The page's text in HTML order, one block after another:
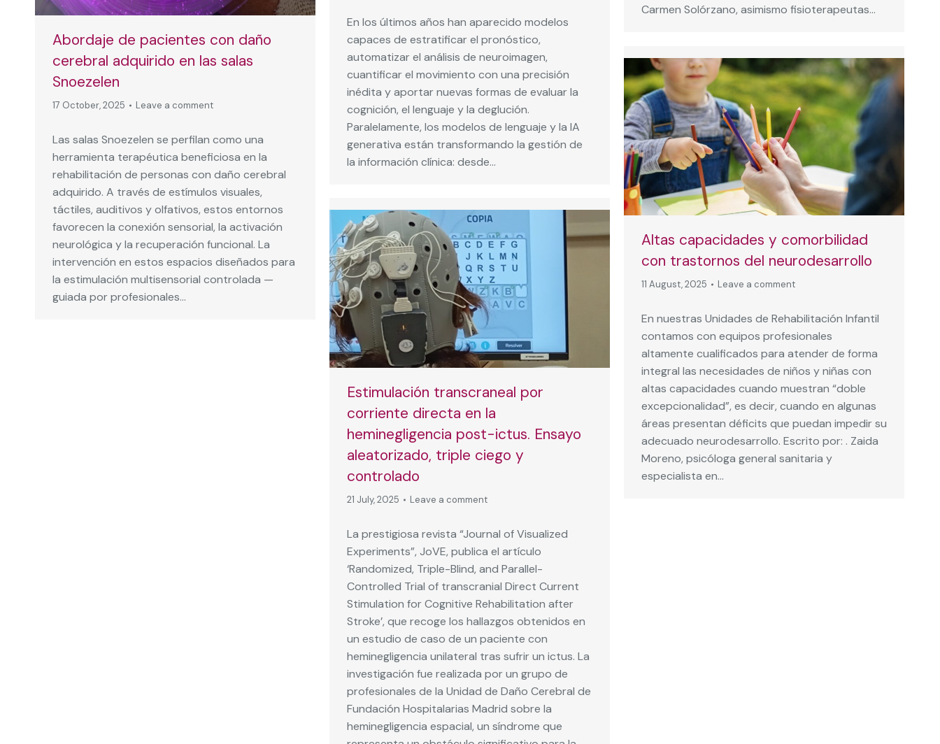
Carmen Solórzano, asimismo fisioterapeutas…
En los últimos años han aparecido modelos
capaces de estratificar el pronóstico,
automatizar el análisis de neuroimagen,
cuantificar el movimiento con una precisión
inédita y aportar nuevas formas de evaluar la
cognición, el lenguaje y la deglución.
Paralelamente, los modelos de lenguaje y la IA
generativa están transformando la gestión de
la información clínica: desde…
Abordaje de pacientes con daño
cerebral adquirido en las salas
Snoezelen
17 October, 2025 Leave a comment
Las salas Snoezelen se perfilan como una
herramienta terapéutica beneficiosa en la
rehabilitación de personas con daño cerebral
adquirido. A través de estímulos visuales,
táctiles, auditivos y olfativos, estos entornos
favorecen la conexión sensorial, la activación
neurológica y la recuperación funcional. La
intervención en estos espacios diseñados para
la estimulación multisensorial controlada —
guiada por profesionales…
Altas capacidades y comorbilidad
con trastornos del neurodesarrollo
11 August, 2025 Leave a comment
En nuestras Unidades de Rehabilitación Infantil
contamos con equipos profesionales
altamente cualificados para atender de forma
integral las necesidades de niños y niñas con
altas capacidades cuando muestran “doble
excepcionalidad”, es decir, cuando en algunas
áreas presentan déficits que puedan impedir su
adecuado neurodesarrollo. Escrito por: . Zaida
Moreno, psicóloga general sanitaria y
especialista en…
Estimulación transcraneal por
corriente directa en la
heminegligencia post-ictus. Ensayo
aleatorizado, triple ciego y
controlado
21 July, 2025 Leave a comment
La prestigiosa revista “Journal of Visualized
Experiments”, JoVE, publica el artículo
‘Randomized, Triple-Blind, and Parallel-
Controlled Trial of transcranial Direct Current
Stimulation for Cognitive Rehabilitation after
Stroke’, que recoge los hallazgos obtenidos en
un estudio de caso de un paciente con
heminegligencia unilateral tras sufrir un ictus. La
investigación fue realizada por un grupo de
profesionales de la Unidad de Daño Cerebral de
Fundación Hospitalarias Madrid sobre la
heminegligencia espacial, un síndrome que